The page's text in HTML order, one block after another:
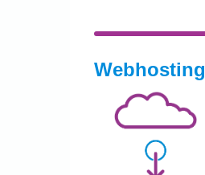
Webhosting